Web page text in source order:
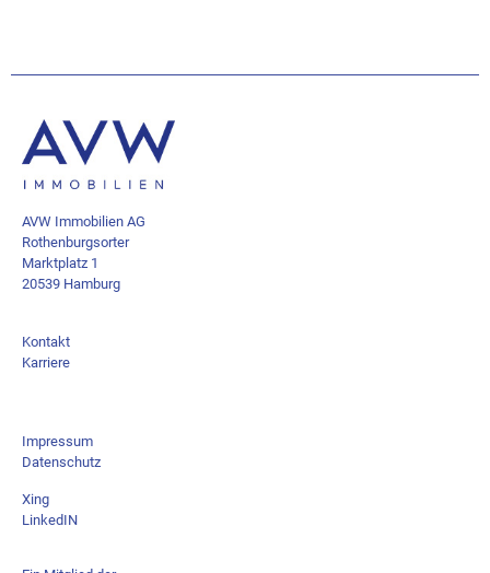
AVW Immobilien AG
Rothenburgsorter
Marktplatz 1
20539 Hamburg
Kontakt
Karriere
Impressum
Datenschutz
Xing
LinkedIN